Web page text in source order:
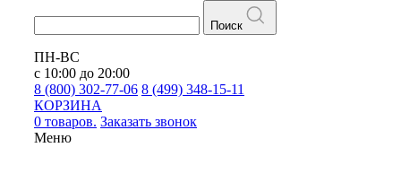
Поиск
ПН-ВС
с 10:00 до 20:00
8 (800) 302-77-06 8 (499) 348-15-11
КОРЗИНА
0 товаров. Заказать звонок
Меню